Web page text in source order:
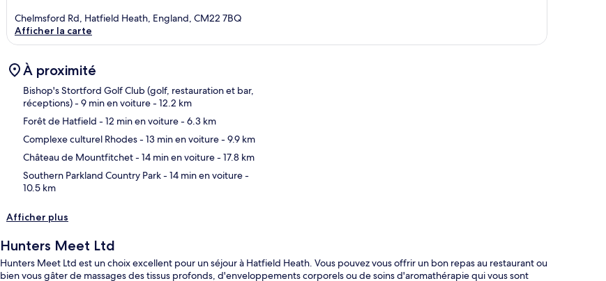
Chelmsford Rd, Hatfield Heath, England, CM22 7BQ
Afficher la carte
À proximité
Bishop's Stortford Golf Club (golf, restauration et bar,
réceptions)- 9 min en voiture- 12.2 km
Forêt de Hatfield - 12 min en voiture- 6.3 km
Complexe culturel Rhodes- 13 min en voiture- 9.9 km
Château de Mountfitchet- 14 min en voiture- 17.8 km
Southern Parkland Country Park- 14 min en voiture-
10.5 km
Afficher plus
Hunters Meet Ltd
Hunters Meet Ltd est un choix excellent pour un séjour à Hatfield Heath. Vous pouvez vous offrir un bon repas au restaurant ou
bien vous gâter de massages des tissus profonds, d'enveloppements corporels ou de soins d'aromathérapie qui vous sont